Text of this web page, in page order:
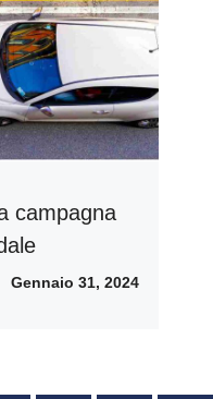
campagna
Gennaio 31, 2024